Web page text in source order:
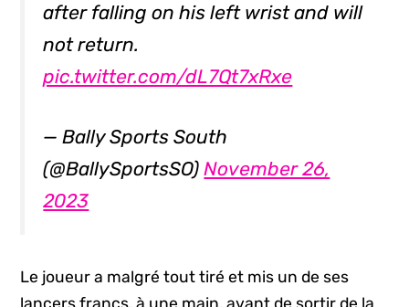
after falling on his left wrist and will
not return.
pic.twitter.com/dL7Qt7xRxe
— Bally Sports South
(@BallySportsSO)November 26,
2023
Le joueur a malgré tout tiré et mis un de ses
lancers francs, à une main, avant de sortir de la